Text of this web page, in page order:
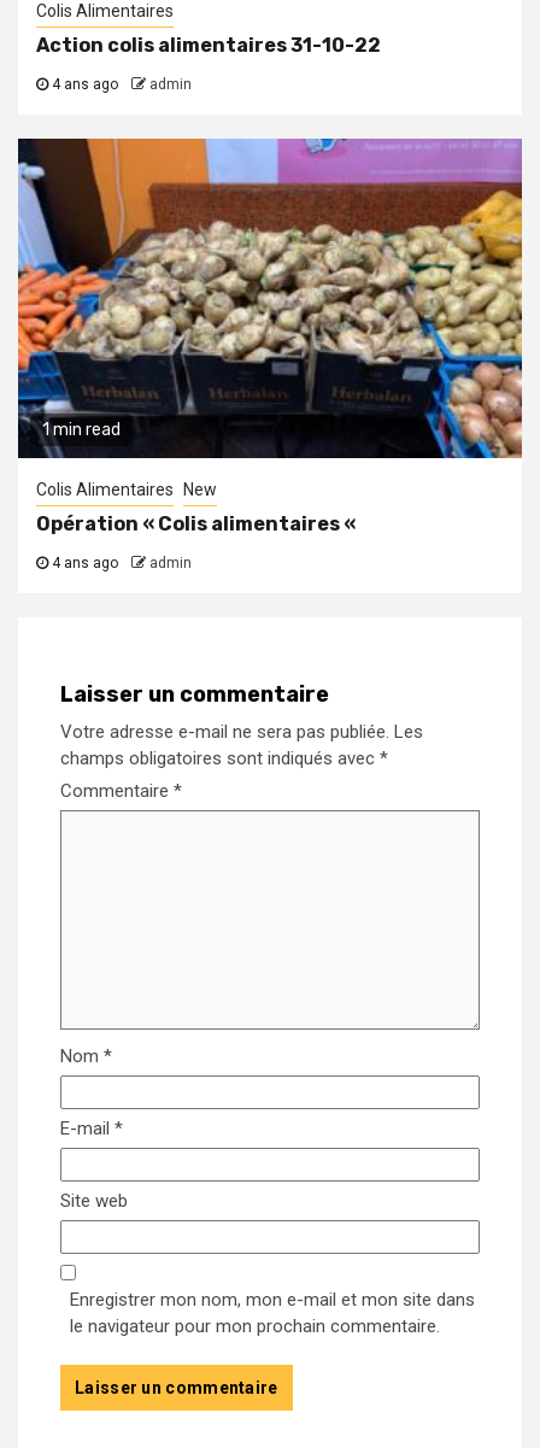
Colis Alimentaires
Action colis alimentaires 31-10-22
4 ans ago admin
1 min read
Colis Alimentaires New
Opération « Colis alimentaires «
4 ans ago admin
Laisser un commentaire
Votre adresse e-mail ne sera pas publiée. Les
champs obligatoires sont indiqués avec *
Commentaire *
Nom *
E-mail *
Site web
Enregistrer mon nom, mon e-mail et mon site dans
le navigateur pour mon prochain commentaire.